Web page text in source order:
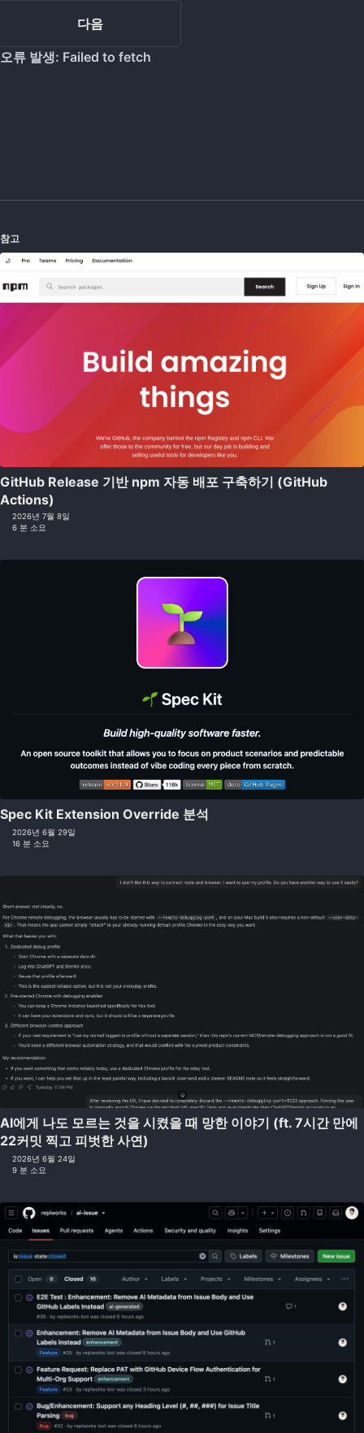
다음
참고
GitHub Release 기반 npm 자동 배포 구축하기 (GitHub
Actions)
2026년 7월 8일
6 분 소요
Spec Kit Extension Override 분석
2026년 6월 29일
16 분 소요
AI에게 나도 모르는 것을 시켰을 때 망한 이야기 (ft. 7시간 만에
22커밋 찍고 피벗한 사연)
2026년 6월 24일
9 분 소요